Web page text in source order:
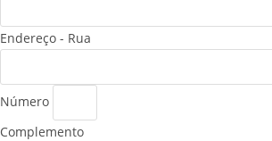
Endereço - Rua
Número
Complemento